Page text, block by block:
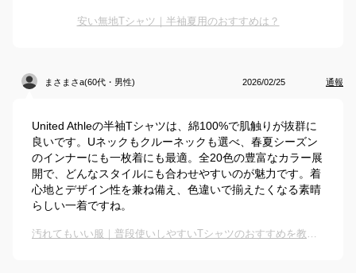
安い無地Tシャツ｜半袖夏用のおすすめは？
まさまさa(60代・男性) 2026/02/25 通報
United Athleの半袖Tシャツは、綿100%で肌触りが抜群に
良いです。Uネックもクルーネックも選べ、春夏シーズン
のインナーにも一枚着にも最適。全20色の豊富なカラー展
開で、どんなスタイルにも合わせやすいのが魅力です。着
心地とデザイン性を兼ね備え、色違いで揃えたくなる素晴
らしい一着ですね。
汚れてもいい服｜普段使いしやすいTシャツのおすすめを教えてください